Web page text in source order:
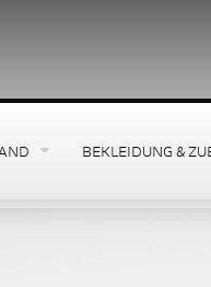
BEKLEIDUNG &